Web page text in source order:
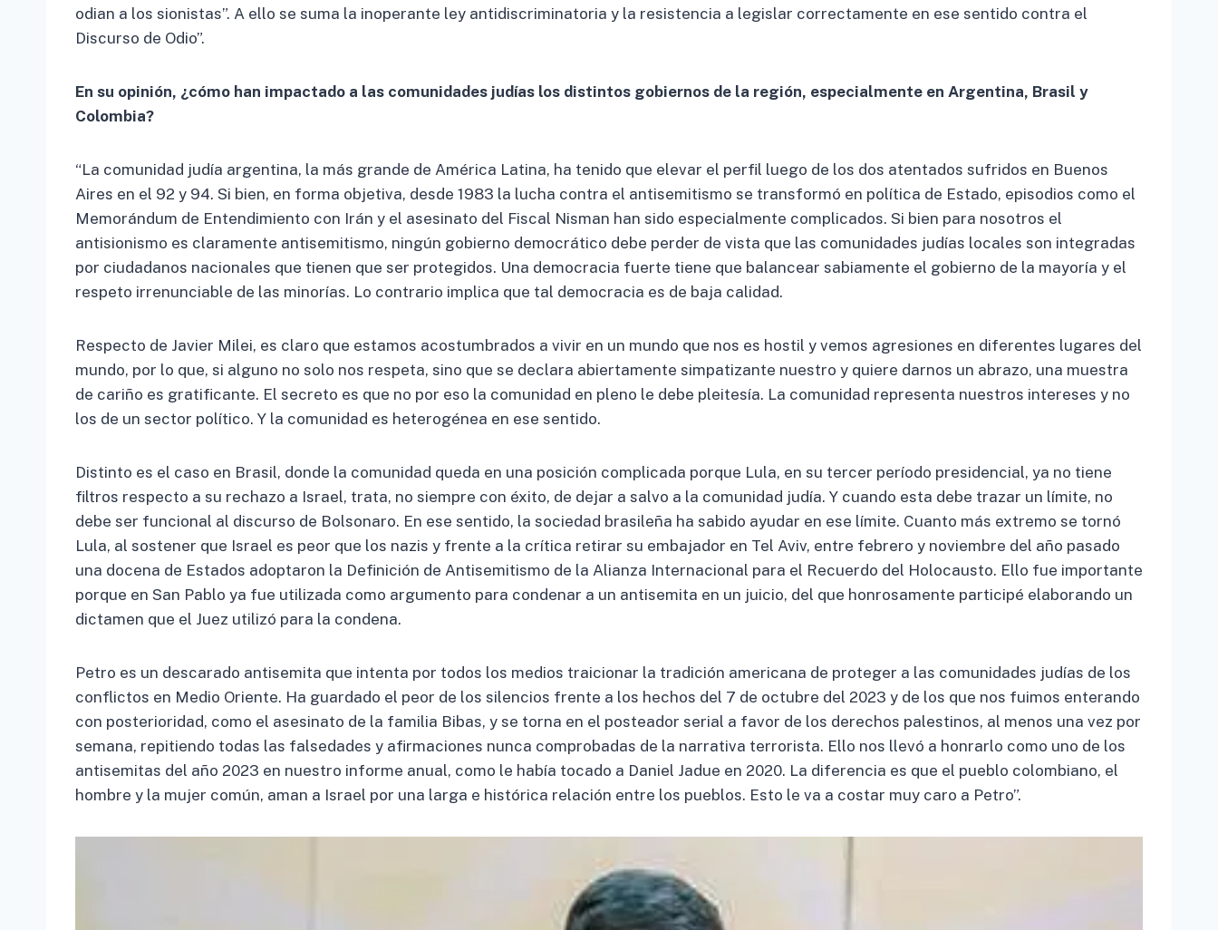
odian a los sionistas”. A ello se suma la inoperante ley antidiscriminatoria y la resistencia a legislar correctamente en ese sentido contra el
Discurso de Odio”.
En su opinión, ¿cómo han impactado a las comunidades judías los distintos gobiernos de la región, especialmente en Argentina, Brasil y
Colombia?
“La comunidad judía argentina, la más grande de América Latina, ha tenido que elevar el perfil luego de los dos atentados sufridos en Buenos
Aires en el 92 y 94. Si bien, en forma objetiva, desde 1983 la lucha contra el antisemitismo se transformó en política de Estado, episodios como el
Memorándum de Entendimiento con Irán y el asesinato del Fiscal Nisman han sido especialmente complicados. Si bien para nosotros el
antisionismo es claramente antisemitismo, ningún gobierno democrático debe perder de vista que las comunidades judías locales son integradas
por ciudadanos nacionales que tienen que ser protegidos. Una democracia fuerte tiene que balancear sabiamente el gobierno de la mayoría y el
respeto irrenunciable de las minorías. Lo contrario implica que tal democracia es de baja calidad.
Respecto de Javier Milei, es claro que estamos acostumbrados a vivir en un mundo que nos es hostil y vemos agresiones en diferentes lugares del
mundo, por lo que, si alguno no solo nos respeta, sino que se declara abiertamente simpatizante nuestro y quiere darnos un abrazo, una muestra
de cariño es gratificante. El secreto es que no por eso la comunidad en pleno le debe pleitesía. La comunidad representa nuestros intereses y no
los de un sector político. Y la comunidad es heterogénea en ese sentido.
Distinto es el caso en Brasil, donde la comunidad queda en una posición complicada porque Lula, en su tercer período presidencial, ya no tiene
filtros respecto a su rechazo a Israel, trata, no siempre con éxito, de dejar a salvo a la comunidad judía. Y cuando esta debe trazar un límite, no
debe ser funcional al discurso de Bolsonaro. En ese sentido, la sociedad brasileña ha sabido ayudar en ese límite. Cuanto más extremo se tornó
Lula, al sostener que Israel es peor que los nazis y frente a la crítica retirar su embajador en Tel Aviv, entre febrero y noviembre del año pasado
una docena de Estados adoptaron la Definición de Antisemitismo de la Alianza Internacional para el Recuerdo del Holocausto. Ello fue importante
porque en San Pablo ya fue utilizada como argumento para condenar a un antisemita en un juicio, del que honrosamente participé elaborando un
dictamen que el Juez utilizó para la condena.
Petro es un descarado antisemita que intenta por todos los medios traicionar la tradición americana de proteger a las comunidades judías de los
conflictos en Medio Oriente. Ha guardado el peor de los silencios frente a los hechos del 7 de octubre del 2023 y de los que nos fuimos enterando
con posterioridad, como el asesinato de la familia Bibas, y se torna en el posteador serial a favor de los derechos palestinos, al menos una vez por
semana, repitiendo todas las falsedades y afirmaciones nunca comprobadas de la narrativa terrorista. Ello nos llevó a honrarlo como uno de los
antisemitas del año 2023 en nuestro informe anual, como le había tocado a Daniel Jadue en 2020. La diferencia es que el pueblo colombiano, el
hombre y la mujer común, aman a Israel por una larga e histórica relación entre los pueblos. Esto le va a costar muy caro a Petro”.